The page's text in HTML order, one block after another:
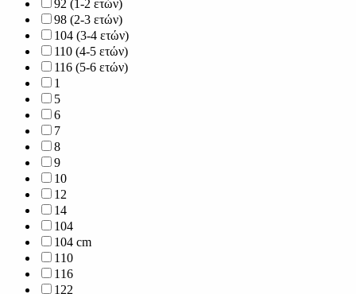
92 (1-2 ετών)
98 (2-3 ετών)
104 (3-4 ετών)
110 (4-5 ετών)
116 (5-6 ετών)
1
5
6
7
8
9
10
12
14
104
104 cm
110
116
122